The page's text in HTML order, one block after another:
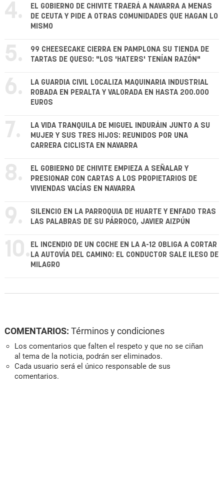
4.
EL GOBIERNO DE CHIVITE TRAERÁ A NAVARRA A MENAS
DE CEUTA Y PIDE A OTRAS COMUNIDADES QUE HAGAN LO
MISMO
5.
99 CHEESECAKE CIERRA EN PAMPLONA SU TIENDA DE
TARTAS DE QUESO: "LOS 'HATERS' TENÍAN RAZÓN"
6.
LA GUARDIA CIVIL LOCALIZA MAQUINARIA INDUSTRIAL
ROBADA EN PERALTA Y VALORADA EN HASTA 200.000
EUROS
7.
LA VIDA TRANQUILA DE MIGUEL INDURÁIN JUNTO A SU
MUJER Y SUS TRES HIJOS: REUNIDOS POR UNA
CARRERA CICLISTA EN NAVARRA
8.
EL GOBIERNO DE CHIVITE EMPIEZA A SEÑALAR Y
PRESIONAR CON CARTAS A LOS PROPIETARIOS DE
VIVIENDAS VACÍAS EN NAVARRA
9.
SILENCIO EN LA PARROQUIA DE HUARTE Y ENFADO TRAS
LAS PALABRAS DE SU PÁRROCO, JAVIER AIZPÚN
10. EL INCENDIO DE UN COCHE EN LA A-12 OBLIGA A CORTAR
LA AUTOVÍA DEL CAMINO: EL CONDUCTOR SALE ILESO DE
MILAGRO
COMENTARIOS: Términos y condiciones
Los comentarios que falten el respeto y que no se ciñan
al tema de la noticia, podrán ser eliminados.
Cada usuario será el único responsable de sus
comentarios.